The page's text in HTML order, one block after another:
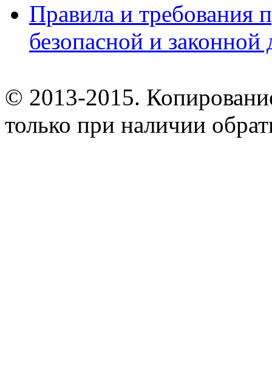
Правила и требования
безопасной и законной
© 2013-2015.
только при наличии